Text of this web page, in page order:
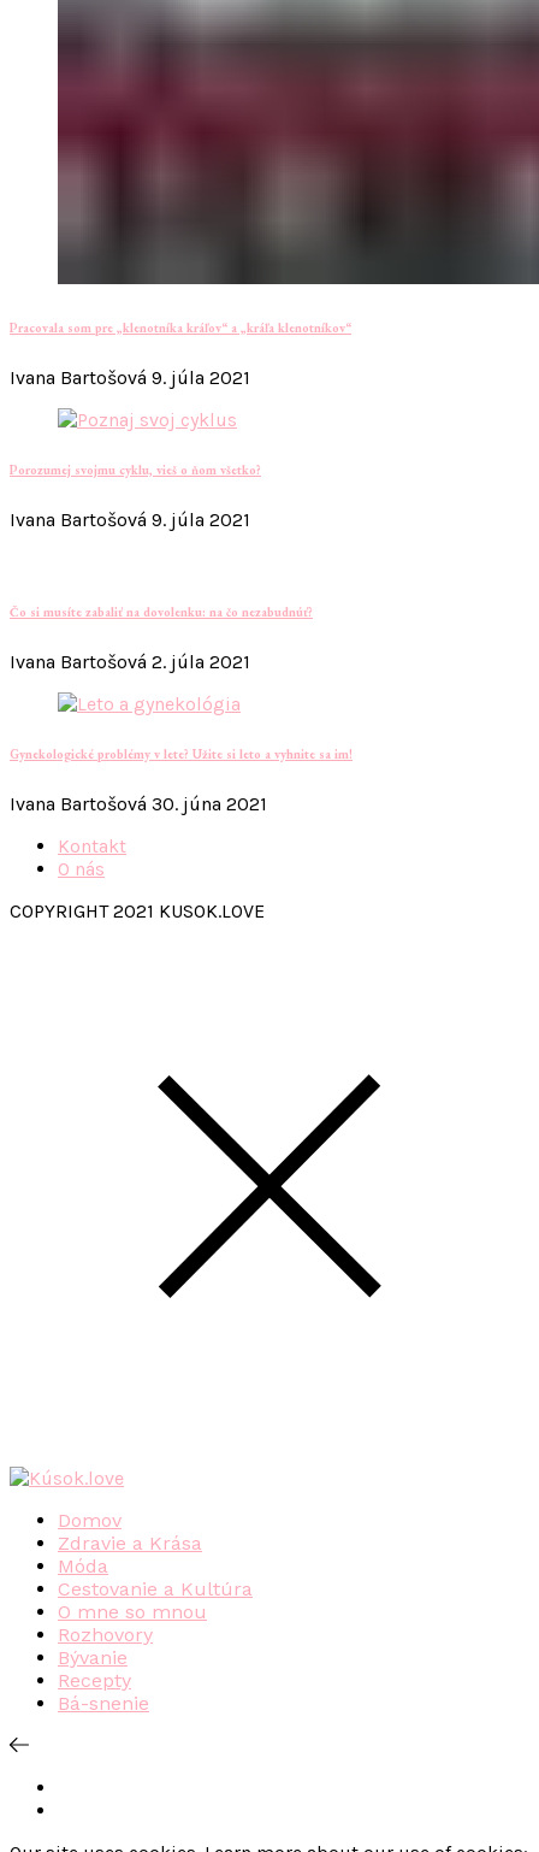
Pracovala som pre „klenotníka kráľov“ a „kráľa klenotníkov“
Ivana Bartošová 9. júla 2021
Porozumej svojmu cyklu, vieš o ňom všetko?
Ivana Bartošová 9. júla 2021
Čo si musíte zabaliť na dovolenku: na čo nezabudnúť?
Ivana Bartošová 2. júla 2021
Gynekologické problémy v lete? Užite si leto a vyhnite sa im!
Ivana Bartošová 30. júna 2021
Kontakt
O nás
COPYRIGHT 2021 KUSOK.LOVE
Domov
Zdravie a Krása
Móda
Cestovanie a Kultúra
O mne so mnou
Rozhovory
Bývanie
Recepty
Bá-snenie